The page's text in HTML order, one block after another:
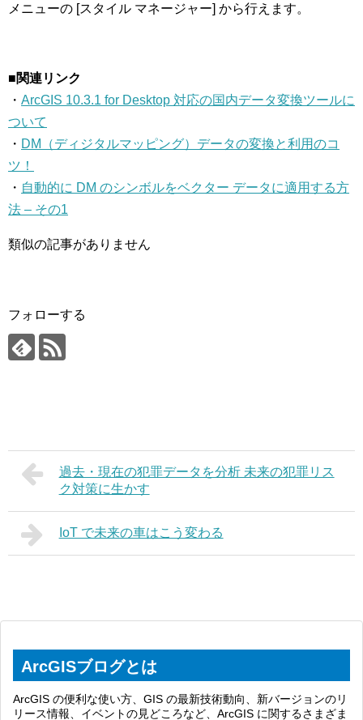
メニューの [スタイル マネージャー] から行えます。
■関連リンク
・ ArcGIS 10.3.1 for Desktop 対応の国内データ変換ツールに
ついて
・ DM（ディジタルマッピング）データの変換と利用のコ
ツ！
・ 自動的に DM のシンボルをベクター データに適用する方
法 – その1
類似の記事がありません
フォローする
過去・現在の犯罪データを分析 未来の犯罪リス
ク対策に生かす
IoT で未来の車はこう変わる
ArcGISブログとは
ArcGIS の便利な使い方、GIS の最新技術動向、新バージョンのリ
リース情報、イベントの見どころなど、ArcGIS に関するさまざま